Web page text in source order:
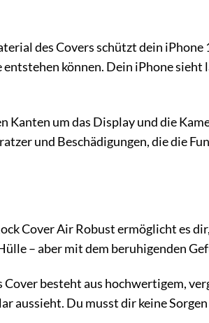
des Covers schützt dein
können. Dein iPhone
Kanten um das Display und die
und Beschädigungen, die die
Cover Air Robust ermöglicht es
– aber mit dem beruhigenden
Cover besteht aus hochwertigem,
aussieht. Du musst dir keine